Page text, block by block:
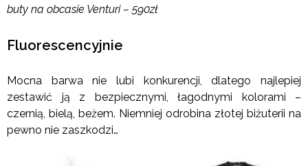
buty na obcasie Venturi – 590zł
Fluorescencyjnie
Mocna barwa nie lubi konkurencji, dlatego najlepiej
zestawić ją z bezpiecznymi, łagodnymi kolorami –
czernią, bielą, beżem. Niemniej odrobina złotej biżuterii na
pewno nie zaszkodzi…